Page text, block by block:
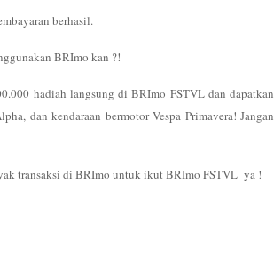
berhasil.
BRImo kan ?!
hadiah langsung di BRImo FSTVL dan dapatkan
dan kendaraan bermotor Vespa Primavera! Jangan
transaksi di BRImo untuk ikut BRImo FSTVL ya !